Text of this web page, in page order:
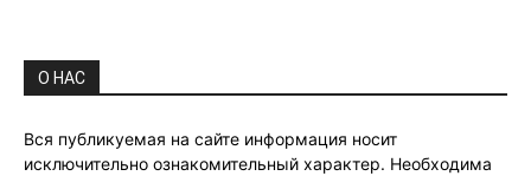
О НАС
Вся публикуемая на сайте информация носит
исключительно ознакомительный характер. Необходима